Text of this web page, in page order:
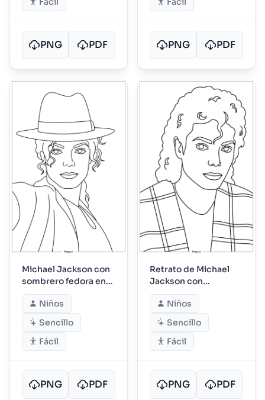
PNG PDF PNG PDF
Michael Jackson con
sombrero fedora en
pose genial
Niños
Sencillo
Fácil
PNG PDF
Retrato de Michael
Jackson con
chaqueta de cuadros
casualNiños
Sencillo
Fácil
PNG PDF